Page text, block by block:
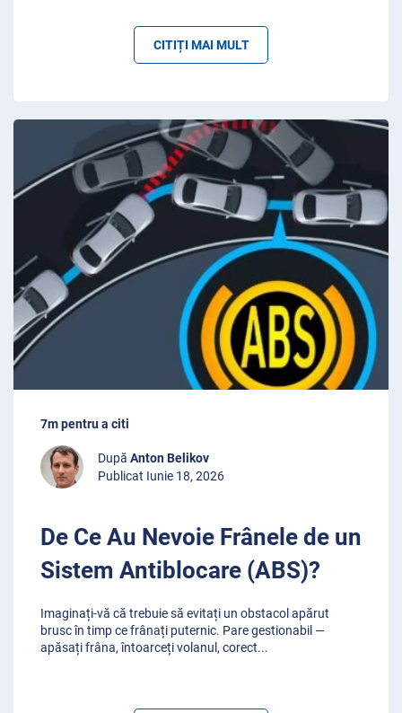
CITIȚI MAI MULT
7m pentru a citi
După Anton Belikov
Publicat Iunie 18, 2026
De Ce Au Nevoie Frânele de un
Sistem Antiblocare (ABS)?
Imaginați-vă că trebuie să evitați un obstacol apărut
brusc în timp ce frânați puternic. Pare gestionabil —
apăsați frâna, întoarceți volanul, corect...